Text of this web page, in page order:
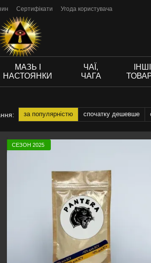
Сертифікати Угода користувача
МАЗЬ І
НАСТОЯНКИ
ЧАЇ,
ЧАГА
ІНШІ
за популярністю спочатку дешевше
СЕЗОН 2025